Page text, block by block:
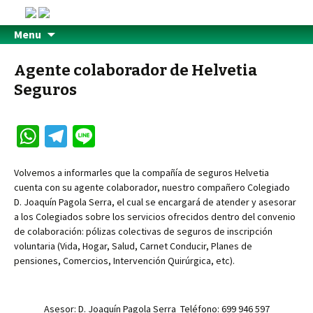
Menu
Agente colaborador de Helvetia
Seguros
W
at
sA
p
p
Te
gr
a
m
e
Volvemos a informarles que la compañía de seguros Helvetia
cuenta con su agente colaborador, nuestro compañero Colegiado
D. Joaquín Pagola Serra, el cual se encargará de atender y asesorar
a los Colegiados sobre los servicios ofrecidos dentro del convenio
de colaboración: pólizas colectivas de seguros de inscripción
voluntaria (Vida, Hogar, Salud, Carnet Conducir, Planes de
pensiones, Comercios, Intervención Quirúrgica, etc).
Asesor: D. Joaquín Pagola Serra Teléfono: 699 946 597